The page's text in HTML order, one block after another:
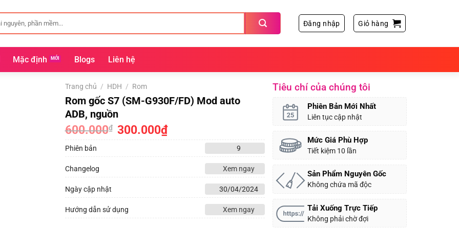
Đăng nhập Giỏ hàng
Mặc định Blogs Liên hệ
Trang chủ / HDH / Rom
Rom gốc S7 (SM-G930F/FD) Mod auto
ADB, nguồn
600.000₫
Giá
gốc
300.000₫Giá
Phiên bản 9
Changelog Xem ngay
Ngày cập nhật 30/04/2024
Hướng dẫn sử dụng Xem ngay
Tiêu chí của chúng tôi
Phiên Bản Mới Nhất
Liên tục cập nhật
Mức Giá Phù Hợp
Tiết kiệm 10 lần
Sản Phẩm Nguyên Gốc
Không chứa mã độc
Tải Xuống Trực Tiếp
Không phải chờ đợi